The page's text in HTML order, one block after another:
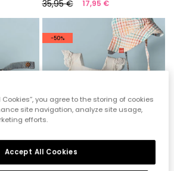
35,95 €
17,95 €
-50%
Cookies”, you agree to the storing of cookies
site navigation, analyze site usage,
efforts.
Accept All Cookies